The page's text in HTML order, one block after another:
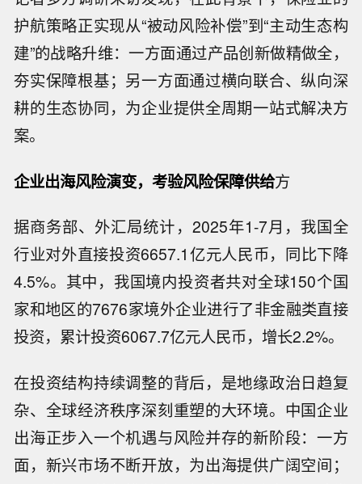
护航策略正实现从“被动风险补偿”到“主动生态构
建”的战略升维：一方面通过产品创新做精做全，
夯实保障根基；另一方面通过横向联合、纵向深
耕的生态协同，为企业提供全周期一站式解决方
案。
企业出海风险演变，考验风险保障供给方
据商务部、外汇局统计，2025年1-7月，我国全
行业对外直接投资6657.1亿元人民币，同比下降
4.5%。其中，我国境内投资者共对全球150个国
家和地区的7676家境外企业进行了非金融类直接
投资，累计投资6067.7亿元人民币，增长2.2%。
在投资结构持续调整的背后，是地缘政治日趋复
杂、全球经济秩序深刻重塑的大环境。中国企业
出海正步入一个机遇与风险并存的新阶段：一方
面，新兴市场不断开放，为出海提供广阔空间；